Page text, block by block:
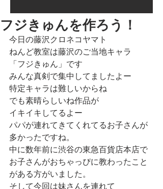
フジきゅんを作ろう！
今日の藤沢クロネコヤマト
ねんど教室は藤沢のご当地キャラ
「フジきゅん」です
みんな真剣で集中してましたよー
特定キャラは難しいからね
でも素晴らしいね作品が
イキイキしてるよー
パパが連れてきてくれてるお子さんが
多かったですね。
中に数年前に渋谷の東急百貨店本店で
お子さんがおちゃっぴに教わったこと
がある方がいました。
そして今回は妹さんを連れて